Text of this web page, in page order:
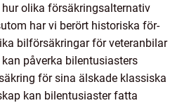
olika försäkringsalternativ
har vi berört historiska för-
bilförsäkringar för veteranbilar
påverka bilentusiasters
för sina älskade klassiska
kan bilentusiaster fatta